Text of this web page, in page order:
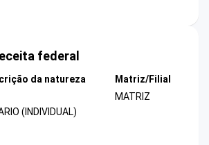
federal
da natureza
(INDIVIDUAL)
Matriz/Filial
MATRIZ